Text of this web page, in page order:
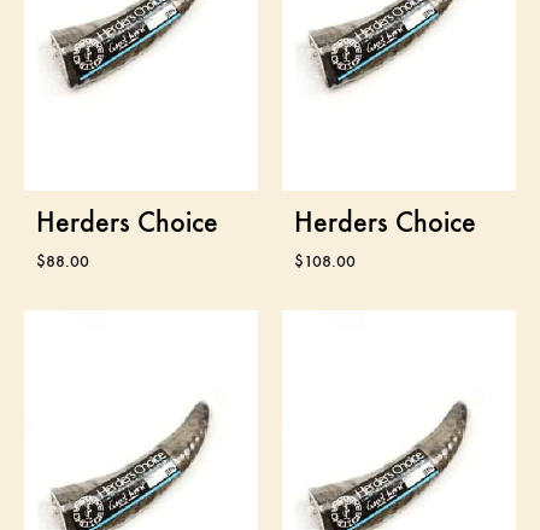
Herders Choice
$88.00
Herders Choice
$108.00